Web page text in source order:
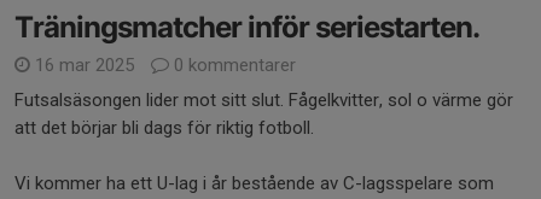
Träningsmatcher inför seriestarten.
16 mar 2025
0 kommentarer
Futsalsäsongen lider mot sitt slut. Fågelkvitter, sol o värme gör
att det börjar bli dags för riktig fotboll.
Vi kommer ha ett U-lag i år bestående av C-lagsspelare som